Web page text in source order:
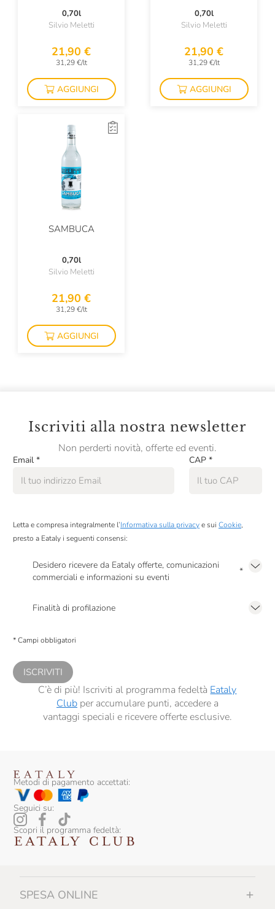
BrewDog
Bruno Paillard
Bruno Ribadi
Buondonno
Burlotto Giancarlo
Ca' Del Bosco
Calatroni
Calcagno
Campo Alle Comete
Campogiovanni
Cantina Mesa
Cantine Florio
Cantine Paltrinieri
Cantine Dell'Angelo
Caol Ila
Caprili
Carlo Alberto
Casa Belfi
Casa E. Di Mirafiore
Casale Della Ioria
Cascina Corte
Cascina GemmaRina
0,70l
Silvio Meletti
21,90 €
31,29 €/lt
AGGIUNGI
0,70l
Silvio Meletti
21,90 €
31,29 €/lt
AGGIUNGI
SAMBUCA
0,70l
Silvio Meletti
21,90 €
31,29 €/lt
AGGIUNGI
Iscriviti alla nostra newsletter
Non perderti novità, offerte ed eventi.
Email * CAP *
Letta e compresa integralmente l’Informativa sulla privacye sui Cookie,
presto a Eataly i seguenti consensi:
Desidero ricevere da Eataly offerte, comunicazioni
commerciali e informazioni su eventi
*
Finalità di profilazione
comunicazioni commerciali personalizzate, in caso di consenso prestato ai
* Campi obbligatori
ISCRIVITI
C’è di più! Iscriviti al programma fedeltà Eataly
Clubper accumulare punti, accedere a
vantaggi speciali e ricevere offerte esclusive.
Metodi di pagamento accettati:
Seguici su:
Scopri il programma fedeltà:
SPESA ONLINE